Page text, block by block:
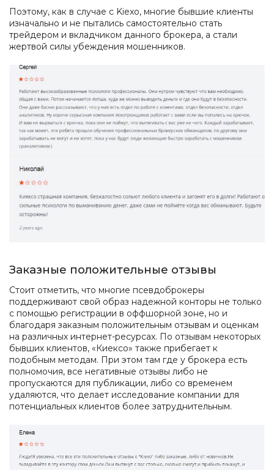
Поэтому, как в случае с Kiexo, многие бывшие клиенты
изначально и не пытались самостоятельно стать
трейдером и вкладчиком данного брокера, а стали
жертвой силы убеждения мошенников.
Заказные положительные отзывы
Стоит отметить, что многие псевдоброкеры
поддерживают свой образ надежной конторы не только
с помощью регистрации в оффшорной зоне, но и
благодаря заказным положительным отзывам и оценкам
на различных интернет-ресурсах. По отзывам некоторых
бывших клиентов, «Киексо» также прибегает к
подобным методам. При этом там где у брокера есть
полномочия, все негативные отзывы либо не
пропускаются для публикации, либо со временем
удаляются, что делает исследование компании для
потенциальных клиентов более затруднительным.